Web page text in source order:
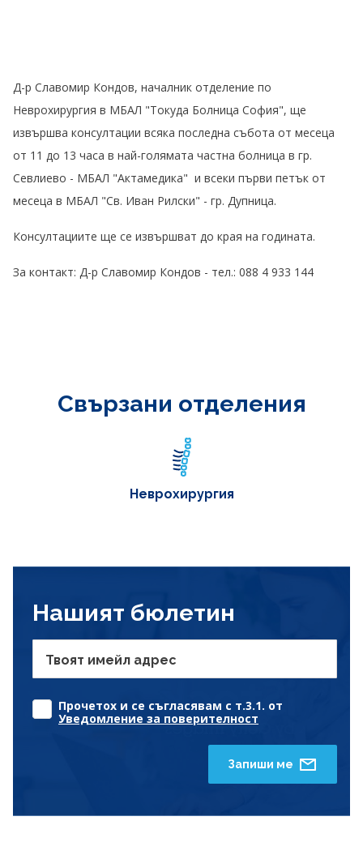
Д-р Славомир Кондов, началник отделение по
Неврохирургия в МБАЛ "Токуда Болница София", ще
извършва консултации всяка последна събота от месеца
от 11 до 13 часа в най-голямата частна болница в гр.
Севлиево - МБАЛ "Актамедика" и всеки първи петък от
месеца в МБАЛ "Св. Иван Рилски" - гр. Дупница.
Консултациите ще се извършват до края на годината.
За контакт: Д-р Славомир Кондов - тел.: 088 4 933 144
Свързани отделения
Неврохирургия
Нашият бюлетин
Твоят имейл адрес
Прочетох и се съгласявам с т.3.1. от
Уведомление за поверителност
Запиши ме